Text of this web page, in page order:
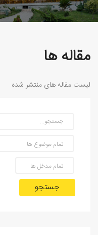
مقاله ها
لیست مقاله های منتشر شده
جستجو